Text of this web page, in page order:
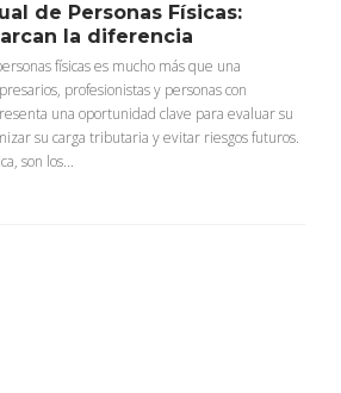
de Personas Físicas:
la diferencia
físicas es mucho más que una
profesionistas y personas con
una oportunidad clave para evaluar su
su carga tributaria y evitar riesgos futuros.
son los...